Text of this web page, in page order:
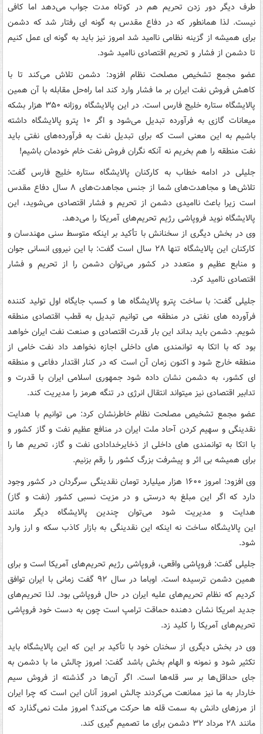
طرف دیگر دور زدن تحریم هم در کوتاه ‌مدت جواب می‌دهد اما کافی
نیست. لذا همانطور که در دفاع مقدس به گونه ای رفتار شد که دشمن
برای همیشه از گزینه نظامی ناامید شد امروز نیز باید به گونه ای عمل کنیم
تا دشمن از فشار و تحریم اقتصادی ناامید شود.
عضو مجمع تشخیص مصلحت نظام افزود: دشمن تلاش می‌کند تا با
کاهش فروش نفت ایران بر ما فشار وارد کند اما راه‌حل مقابله با آن همین
پالایشگاه ستاره خلیج فارس است. در این پالایشگاه روزانه ۳۵۰ هزار بشکه
میعانات گازی به فرآورده‌ تبدیل می‌شود و اگر ۱۰ پترو پالایشگاه داشته
باشیم به این معنی است که برای تبدیل نفت به فرآورده‌های نفتی باید
نفت منطقه را هم بخریم نه آنکه نگران فروش نفت خام خودمان باشیم!
جلیلی در ادامه خطاب به کارکنان پالایشگاه ستاره خلیج فارس گفت:
تلاش‌ها و مجاهدت‌های شما از جنس مجاهدت‌های ۸ سال دفاع مقدس
است زیرا باعث ناامیدی دشمن از تحریم و فشار اقتصادی می‌شوید، این
پالایشگاه نوید فروپاشی رژیم تحریم‌های آمریکا را می‌دهد.
وی در بخش دیگری از سخنانش با تأکید بر اینکه متوسط سنی مهندسان و
کارکنان این پالایشگاه تنها ۲۸ سال است گفت: با این نیروی انسانی جوان
و منابع عظیم و متعدد در کشور می‌توان دشمن را از تحریم و فشار
اقتصادی ناامید کرد.
جلیلی گفت: با ساخت پترو پالایشگاه ها و کسب جایگاه اول تولید کننده
فرآورده های نفتی در منطقه می توانیم تبدیل به قطب اقتصادی منطقه
شویم. دشمن باید بداند این بار قدرت اقتصادی و صنعت نفت ایران خواهد
بود که با اتکا به توانمندی های داخلی اجازه نخواهد داد نفت خامی از
منطقه خارج شود و اکنون زمان آن است که در کنار اقتدار دفاعی و منطقه
ای کشور، به دشمن نشان داده شود جمهوری اسلامی ایران با قدرت و
تدابیر اقتصادی نیز میتواند انتقال انرژی در تنگه هرمز را مدیریت کند.
عضو مجمع تشخیص مصلحت نظام خاطرنشان کرد: می توانیم با هدایت
نقدینگی و سهیم کردن آحاد ملت ایران در منافع عظیم نفت و گاز کشور و
با اتکا به توانمندی های داخلی از ذخایرخدادادی نفت و گاز، تحریم ها را
برای همیشه بی اثر و پیشرفت بزرگ کشور را رقم بزنیم.
وی افزود: امروز ۱۶۰۰ هزار میلیارد تومان نقدینگی سرگردان در کشور وجود
دارد که اگر این مبلغ به درستی و در مزیت نسبی کشور (نفت و گاز)
هدایت و مدیریت شود می‌توان چندین پالایشگاه دیگر مانند
این پالایشگاه ساخت نه اینکه این نقدینگی به بازار کاذب سکه و ارز وارد
شود.
جلیلی گفت: فروپاشی واقعی، فروپاشی رژیم تحریم‌های آمریکا است و برای
همین دشمن ترسیده است. اوباما در سال ۹۲ گفت زمانی با ایران توافق
کردیم که نظام تحریم‌های علیه ایران در حال فروپاشی بود. لذا تحریم‌های
جدید امریکا نشان ‌دهنده حماقت ترامپ است چون به دست خود فروپاشی
تحریم‌های آمریکا را کلید زد.
وی در بخش دیگری از سخنان خود با تأکید بر این که این پالایشگاه باید
تکثیر شود و نمونه و الهام ‌بخش باشد گفت: امروز چالش ما با دشمن به
جای حداقل‌ها بر سر قله‌ها است. اگر آن‌ها در گذشته از فروش سیم
خاردار به ما نیز ممانعت می‌کردند چالش امروز آنان این است که چرا ایران
از مرزهای دانش به سمت قله ها حرکت می‌کند؟ امروز ملت نمی‌گذارد که
مانند ۲۸ مرداد ۳۲ دشمن برای ما تصمیم ‌گیری کند.